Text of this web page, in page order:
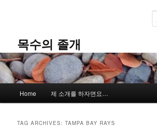
content
content목수의 졸개
Home 제 소개를 하자면요…
TAG ARCHIVES:TAMPA BAY RAYS